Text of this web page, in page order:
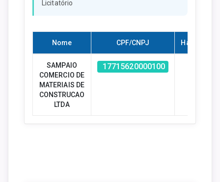
Licitatório
Nome CPF/CNPJ Habilitado?
SAMPAIO
COMERCIO DE
MATERIAIS DE
CONSTRUCAO
LTDA
17715620000100